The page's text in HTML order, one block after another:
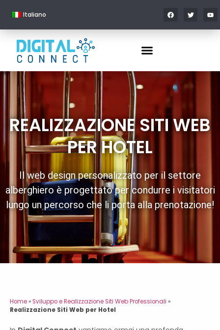
Italiano
REALIZZAZIONE SITI WEB
PER HOTEL
Il web design personalizzato per il settore
alberghiero è progettato per condurre i visitatori
lungo un percorso che li porta alla prenotazione!
Home»Sviluppo e Realizzazione Siti Web Professionali »
Realizzazione Siti Web per Hotel